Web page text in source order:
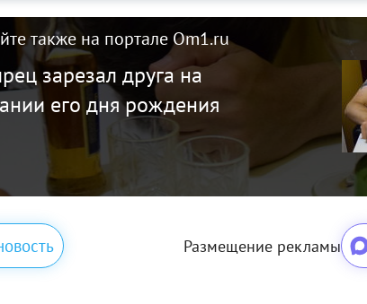
также на портале Om1.ru
зарезал друга на
его дня рождения
Размещение рекламы